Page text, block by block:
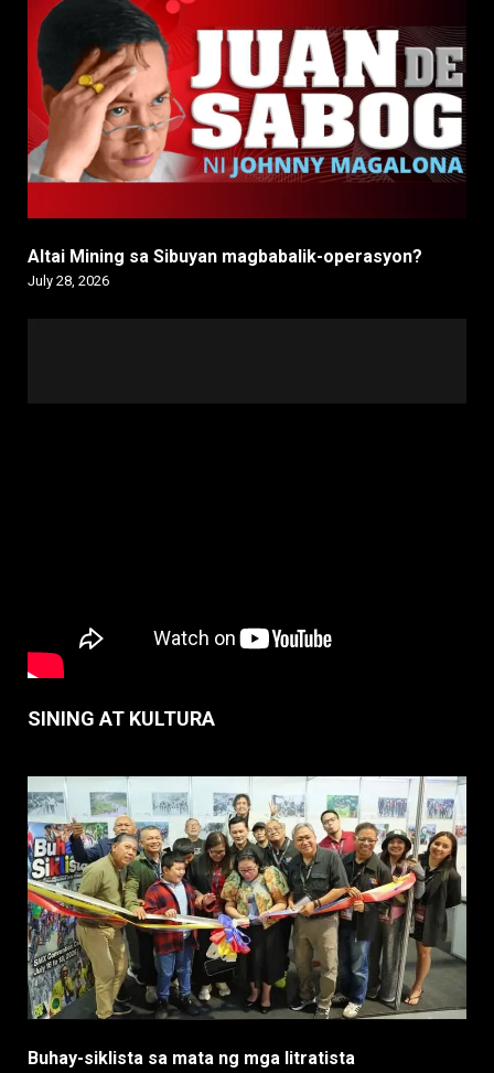
Altai Mining sa Sibuyan magbabalik-operasyon?
July 28, 2026
SINING AT KULTURA
Buhay-siklista sa mata ng mga litratista